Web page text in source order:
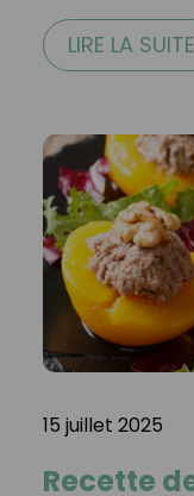
LIRE LA SUITE
15 juillet 2025
Recette